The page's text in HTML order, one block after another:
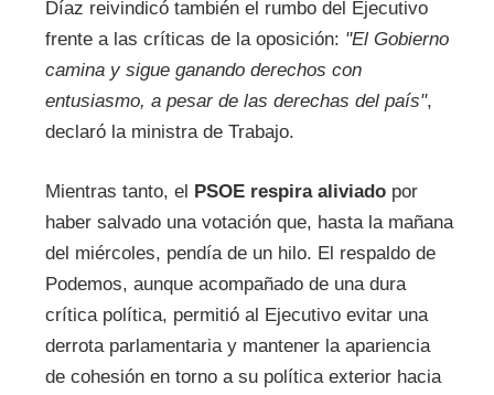
Díaz reivindicó también el rumbo del Ejecutivo
frente a las críticas de la oposición: "El Gobierno
camina y sigue ganando derechos con
entusiasmo, a pesar de las derechas del país",
declaró la ministra de Trabajo.
Mientras tanto, el PSOE respira aliviadopor
haber salvado una votación que, hasta la mañana
del miércoles, pendía de un hilo. El respaldo de
Podemos, aunque acompañado de una dura
crítica política, permitió al Ejecutivo evitar una
derrota parlamentaria y mantener la apariencia
de cohesión en torno a su política exterior hacia